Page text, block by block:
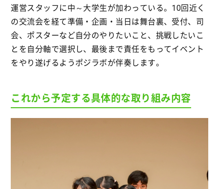
運営スタッフに中～大学生が加わっている。10回近く
の交流会を経て準備・企画・当日は舞台裏、受付、司
会、ポスターなど自分のやりたいこと、挑戦したいこ
とを自分軸で選択し、最後まで責任をもってイベント
をやり遂げるようポジラボが伴奏します。
これから予定する具体的な取り組み内容